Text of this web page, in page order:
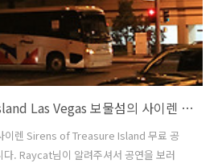
Sirens of Treasure Island Las Vegas 보물섬의 사이렌 CES2012 후기
이렌 Sirens of Treasure Island 무료 공
다. Raycat님이 알려주셔서 공연을 보러